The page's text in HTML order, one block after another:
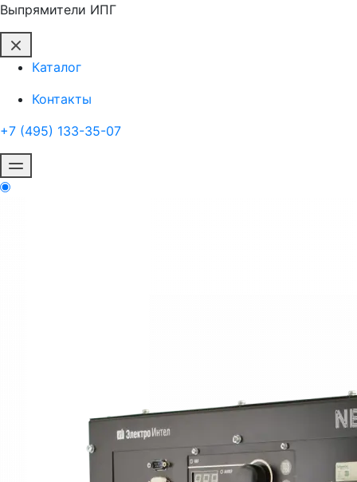
Выпрямители ИПГ
Каталог
Контакты
+7 (495) 133-35-07